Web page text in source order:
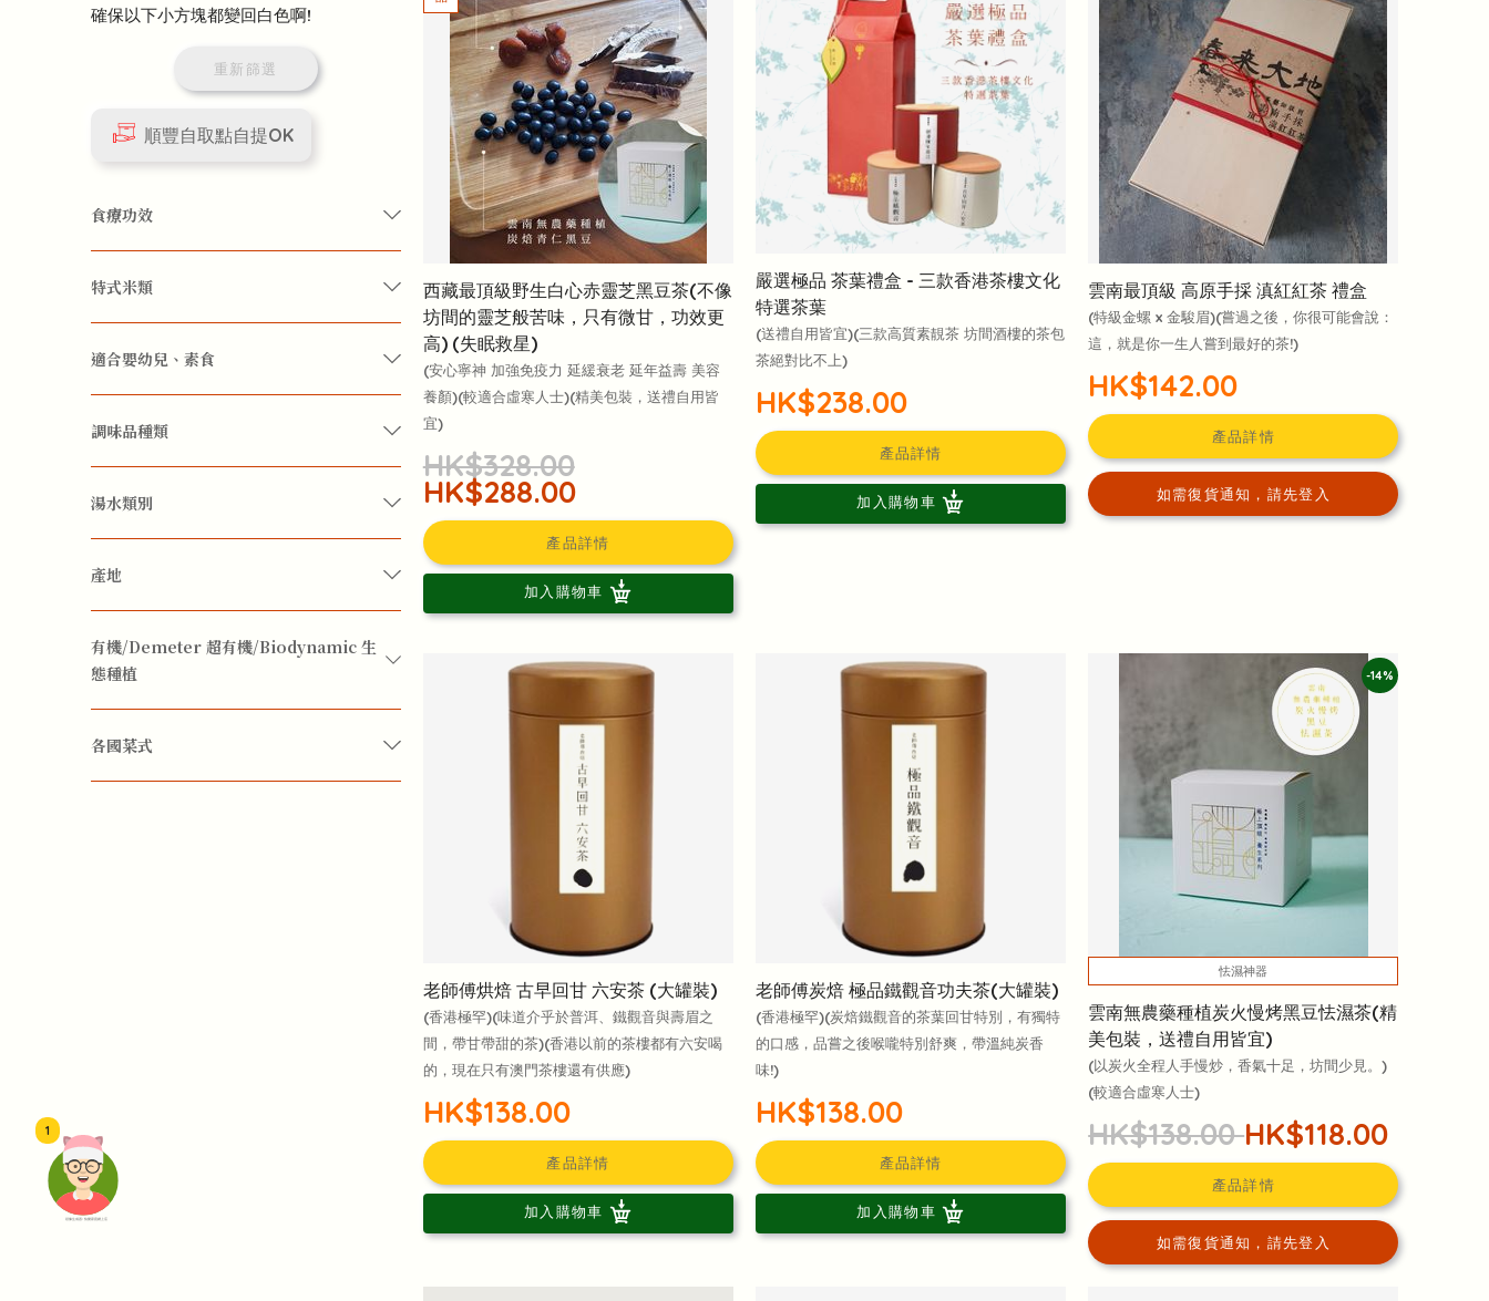
頭像生成器: 快樂家庭網上店
1
確保以下小方塊都變回白色啊!
重新篩選
順豐自取點自提OK
食療功效
四季保健
增強免疫力
抗癌 抗菌 消化系統 糖尿病
膽固醇
去火
產後保健
特式米類
適合嬰幼兒、素食
調味品種類
湯水類別
產地
有機/Demeter 超有機/Biodynamic 生
態種植
各國菜式
西藏最頂級野生白心赤靈芝黑豆茶(不像
坊間的靈芝般苦味，只有微甘，功效更
高) (失眠救星)
(安心寧神 加強免疫力 延緩衰老 延年益壽 美容
養顏)(較適合虛寒人士)(精美包裝，送禮自用皆
宜)
HK$328.00
HK$288.00
產品詳情
加入購物車
嚴選極品 茶葉禮盒 - 三款香港茶樓文化
特選茶葉
(送禮自用皆宜)(三款高質素靚茶 坊間酒樓的茶包
茶絕對比不上)
HK$238.00
產品詳情
加入購物車
雲南最頂級 高原手採 滇紅紅茶 禮盒
(特級金螺 x 金駿眉)(嘗過之後，你很可能會說：
這，就是你一生人嘗到最好的茶!)
HK$142.00
產品詳情
如需復貨通知，請先登入
老師傅烘焙 古早回甘 六安茶 (大罐裝)
(香港極罕)(味道介乎於普洱、鐵觀音與壽眉之
間，帶甘帶甜的茶)(香港以前的茶樓都有六安喝
的，現在只有澳門茶樓還有供應)
HK$138.00
產品詳情
加入購物車
老師傅炭焙 極品鐵觀音功夫茶(大罐裝)
(香港極罕)(炭焙鐵觀音的茶葉回甘特別，有獨特
的口感，品嘗之後喉嚨特別舒爽，帶溫純炭香
味!)
HK$138.00
產品詳情
加入購物車
-14%
怯濕神器
雲南無農藥種植炭火慢烤黑豆怯濕茶(精
美包裝，送禮自用皆宜)
(以炭火全程人手慢炒，香氣十足，坊間少見。)
(較適合虛寒人士)
HK$138.00HK$118.00
產品詳情
如需復貨通知，請先登入